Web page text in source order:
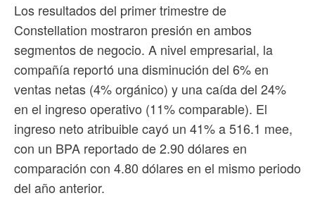
Los resultados del primer trimestre de
Constellation mostraron presión en ambos
segmentos de negocio. A nivel empresarial, la
compañía reportó una disminución del 6% en
ventas netas (4% orgánico) y una caída del 24%
en el ingreso operativo (11% comparable). El
ingreso neto atribuible cayó un 41% a 516.1 mee,
con un BPA reportado de 2.90 dólares en
comparación con 4.80 dólares en el mismo periodo
del año anterior.